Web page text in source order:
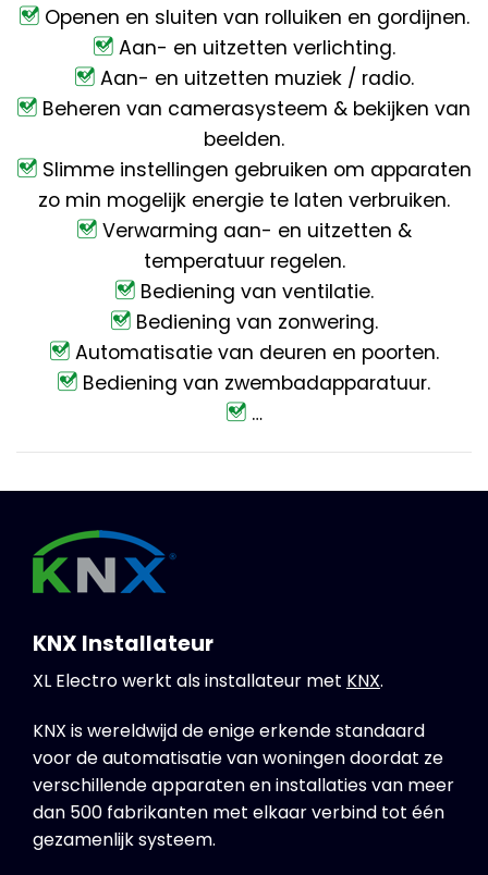
Openen en sluiten van rolluiken en gordijnen.
Aan- en uitzetten verlichting.
Aan- en uitzetten muziek / radio.
Beheren van camerasysteem & bekijken van
beelden.
Slimme instellingen gebruiken om apparaten
zo min mogelijk energie te laten verbruiken.
Verwarming aan- en uitzetten &
temperatuur regelen.
Bediening van ventilatie.
Bediening van zonwering.
Automatisatie van deuren en poorten.
Bediening van zwembadapparatuur.
…
KNX Installateur
XL Electro werkt als installateur met KNX.
KNX is wereldwijd de enige erkende standaard
voor de automatisatie van woningen doordat ze
verschillende apparaten en installaties van meer
dan 500 fabrikanten met elkaar verbind tot één
gezamenlijk systeem.